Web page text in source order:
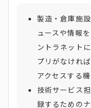
製造・倉庫施
ュースや情報
ントラネット
プリがなけれ
アクセスする
技術サービス
録するための